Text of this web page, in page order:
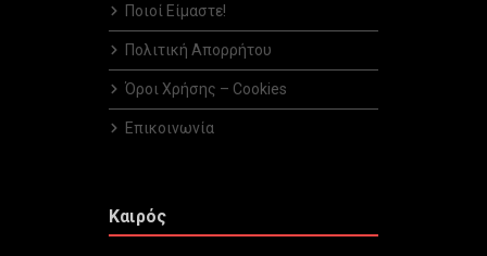
Ποιοί Είμαστε!
Πολιτική Απορρήτου
Όροι Χρήσης – Cookies
Επικοινωνία
Καιρός